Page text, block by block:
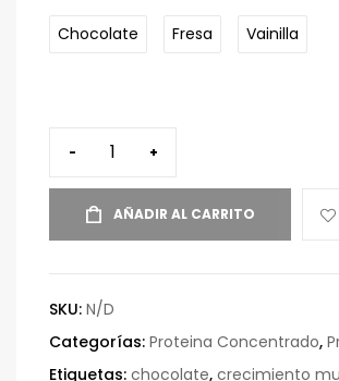
Chocolate Fresa Vainilla
- +
AÑADIR AL CARRITO
SKU: N/D
Categorías: Proteina Concentrado,
Etiquetas: chocolate, crecimiento